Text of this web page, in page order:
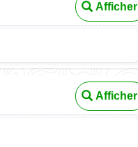
Afficher
Afficher